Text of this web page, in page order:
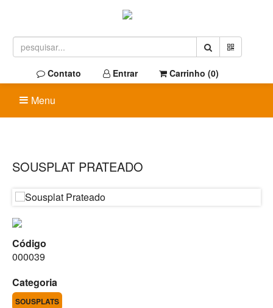
Contato Entrar Carrinho (0)
Menu
SOUSPLAT PRATEADO
Código
000039
Categoria
SOUSPLATS